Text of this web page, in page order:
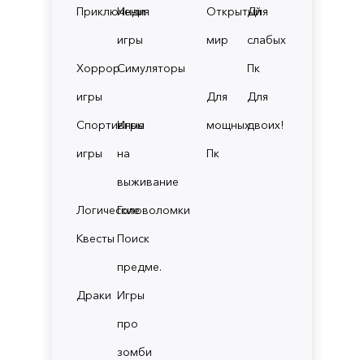
Приключения
Инди
игры
Хоррор
игры
Симуляторы
Спортивные
игры
Игры
на
выживание
ЛогическиеГоловоломки
Квесты Поиск
предме.
Драки Игры
про
зомби
Открытый
мир
Для
слабых
Пк
Для
мощных
Пк
Для
двоих!